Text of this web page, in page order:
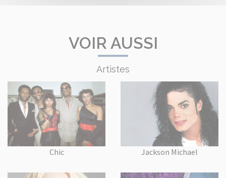
VOIR AUSSI
Artistes
Chic Jackson Michael